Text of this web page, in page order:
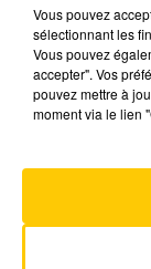
Vous pouvez
sélectionnant les
Vous pouvez
accepter". Vos
pouvez mettre à
moment via le lien